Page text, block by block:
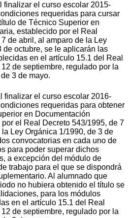
finalizar el curso escolar 2015-
requeridas para cursar
de Técnico Superior en
establecido por el Real
de abril, al amparo de la Ley
de octubre, se le aplicarán las
en el artículo 15.1 del Real
de septiembre, regulado por la
3 de mayo.
finalizar el curso escolar 2016-
requeridas para obtener
en Documentación
el Real Decreto 543/1995, de 7
Ley Orgánica 1/1990, de 3 de
convocatorias en cada uno de
para poder superar dichos
a excepción del módulo de
trabajo para el que se dispondrá
Al alumnado que
no hubiera obtenido el título se
para los módulos
en el artículo 15.1 del Real
de septiembre, regulado por la